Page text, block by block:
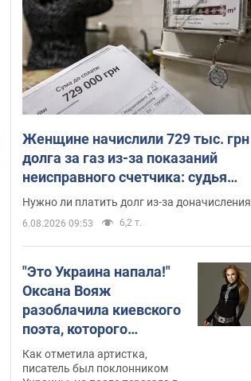
Женщине начислили 729 тыс. грн
долга за газ из-за показаний
неисправного счетчика: судья
вынес неожиданное решение
Нужно ли платить долг из-за доначисления
6.08.2026 09:53 6,2 т.
"Это Украина напала!"
Оксана Вояж
разоблачила киевского
поэта, которого
"зазомбировали": он
даже русского не знал,
Как отметила артистка,
писатель был поклонником